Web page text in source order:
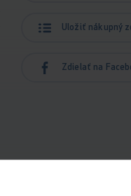
Uložiť nákupný
Zdielať na